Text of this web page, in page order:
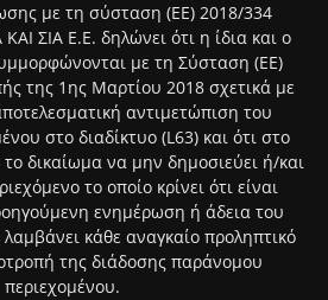
με τη σύσταση (ΕΕ) 2018/334
ΣΙΑ Ε.Ε. δηλώνει ότι η ίδια και ο
με τη Σύσταση (ΕΕ)
της 1ης Μαρτίου 2018 σχετικά με
αντιμετώπιση του
στο διαδίκτυο (L63) και ότι στο
το δικαίωμα να μην δημοσιεύει ή/και
το οποίο κρίνει ότι είναι
ενημέρωση ή άδεια του
κάθε αναγκαίο προληπτικό
της διάδοσης παράνομου
περιεχομένου.